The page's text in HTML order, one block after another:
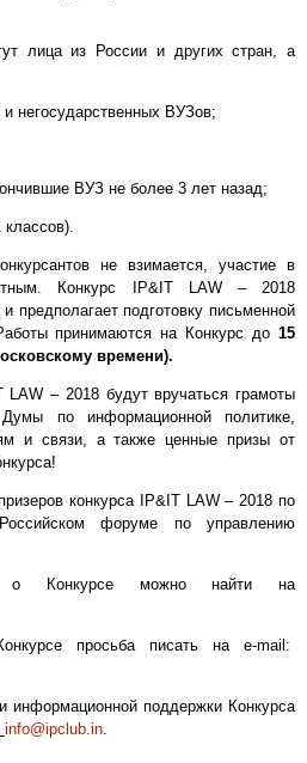
лица из России и других стран, а
негосударственных ВУЗов;
ВУЗ не более 3 лет назад;
не взимается, участие в
Конкурс IP&IT LAW – 2018
предполагает подготовку письменной
принимаются на Конкурс до 15
времени).
– 2018 будут вручаться грамоты
Думы по информационной политике,
и связи, а также ценные призы от
конкурса IP&IT LAW – 2018 по
форуме по управлению
о Конкурсе можно найти на
просьба писать на e-mail:
информационной поддержки Конкурса
info@ipclub.in